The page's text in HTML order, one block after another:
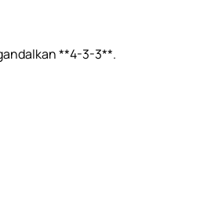
**4-3-3**.